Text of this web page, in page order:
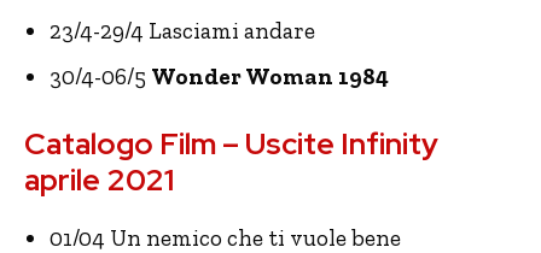
23/4-29/4 Lasciami andare
30/4-06/5 Wonder Woman 1984
Catalogo Film – Uscite Infinity
aprile 2021
01/04 Un nemico che ti vuole bene